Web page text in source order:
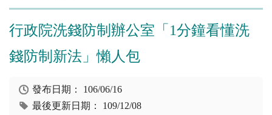
行政院洗錢防制辦公室「1分鐘看懂洗
錢防制新法」懶人包
發布日期： 106/06/16
最後更新日期： 109/12/08